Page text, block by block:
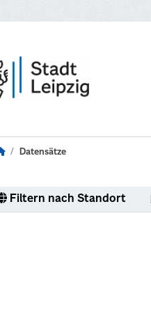
Datensätze
Filtern nach Standort